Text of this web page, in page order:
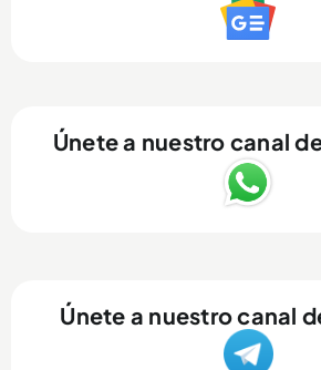
Únete a nuestro canal
Únete a nuestro canal